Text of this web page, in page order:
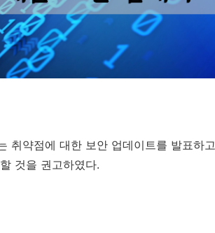
취약점에 대한 보안 업데이트를 발표하고
것을 권고하였다.